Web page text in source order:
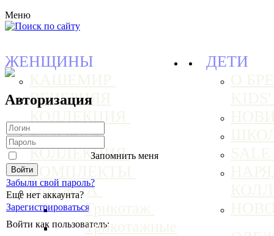
Меню
ЖЕНЩИНЫ
ВЕЧЕРНЯЯ
БАЗОВАЯ
КОЛЛЕКЦИЯ
КОМПЛЕКТЫ
ОДЕЖДА
Трикотаж
Трикотажные
ДЕТИ
Авторизация
Запомнить меня
Забыли свой пароль?
Еще нет аккаунта?
Зарегистрироваться
Войти как пользователь: